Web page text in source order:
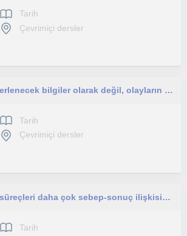
Tarih
Çevrimiçi dersler
Tarihi sadece ezberlenecek bilgiler olarak değil, olayların nedenlerini ve sonuçlarını anlayarak öğrenmek istemez miyiz?
Tarih
Çevrimiçi dersler
Kendimi, tarihsel süreçleri daha çok sebep-sonuç ilişkisine bağlayarak analiz eden tarih öğrencisi olarak tanımlarım lise,ortaokul
Tarih